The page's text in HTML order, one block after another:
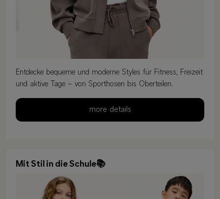
Entdecke bequeme und moderne Styles für Fitness, Freizeit
und aktive Tage – von Sporthosen bis Oberteilen.
more details
Mit Stil in die Schule📚